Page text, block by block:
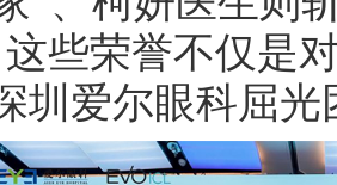
些荣誉不仅是
圳爱尔眼科屈